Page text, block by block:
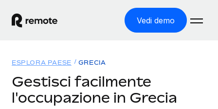
Vedi demo
ASSUMI NEL MONDO
Soluzioni
ESPLORA PAESE GRECIA
Gestisci facilmente
l'occupazione in Grecia